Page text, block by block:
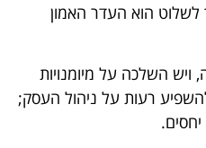
לשלוט הוא העדר האמון
השלכה על מיומנויות
רעות על ניהול העסק;